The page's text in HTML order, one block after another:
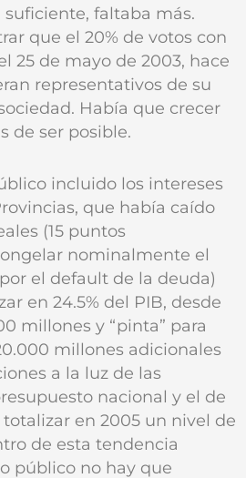
faltaba más.
que el 20% de votos con
25 de mayo de 2003, hace
representativos de su
Había que crecer
de ser posible.
incluido los intereses
que había caído
(15 puntos
nominalmente el
el default de la deuda)
en 24.5% del PIB, desde
millones y “pinta” para
millones adicionales
a la luz de las
nacional y el de
en 2005 un nivel de
de esta tendencia
público no hay que